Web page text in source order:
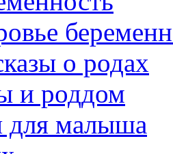
о родах
и роддом
малыша